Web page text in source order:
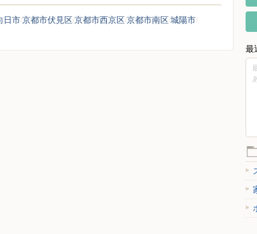
日市京都市伏見区京都市西京区京都市南区城陽市
最